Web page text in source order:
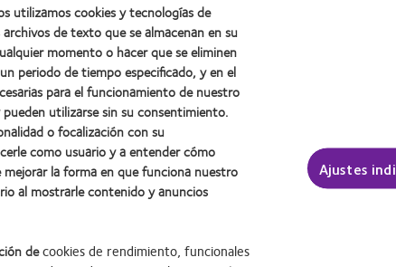
and Parental History of Myopia as Predictors of Myopia. Invest
the Prevalence of Myopia in Children. Ophthalmology 2008;
utilizamos cookies y tecnologías de
de texto que se almacenan en su
momento o hacer que se eliminen
periodo de tiempo especificado, y en el
para el funcionamiento de nuestro
utilizarse sin su consentimiento.
o focalización con su
como usuario y a entender cómo
la forma en que funciona nuestro
al mostrarle contenido y anuncios
decookies de rendimiento, funcionales
Ajustes